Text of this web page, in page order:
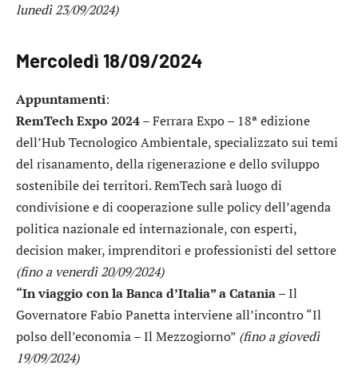
lunedì 23/09/2024)
Mercoledì 18/09/2024
Appuntamenti:
RemTech Expo 2024– Ferrara Expo – 18ª edizione
dell’Hub Tecnologico Ambientale, specializzato sui temi
del risanamento, della rigenerazione e dello sviluppo
sostenibile dei territori. RemTech sarà luogo di
condivisione e di cooperazione sulle policy dell’agenda
politica nazionale ed internazionale, con esperti,
decision maker, imprenditori e professionisti del settore
(fino a venerdì 20/09/2024)
“In viaggio con la Banca d’Italia” a Catania– Il
Governatore Fabio Panetta interviene all’incontro “Il
polso dell’economia – Il Mezzogiorno” (fino a giovedì
19/09/2024)